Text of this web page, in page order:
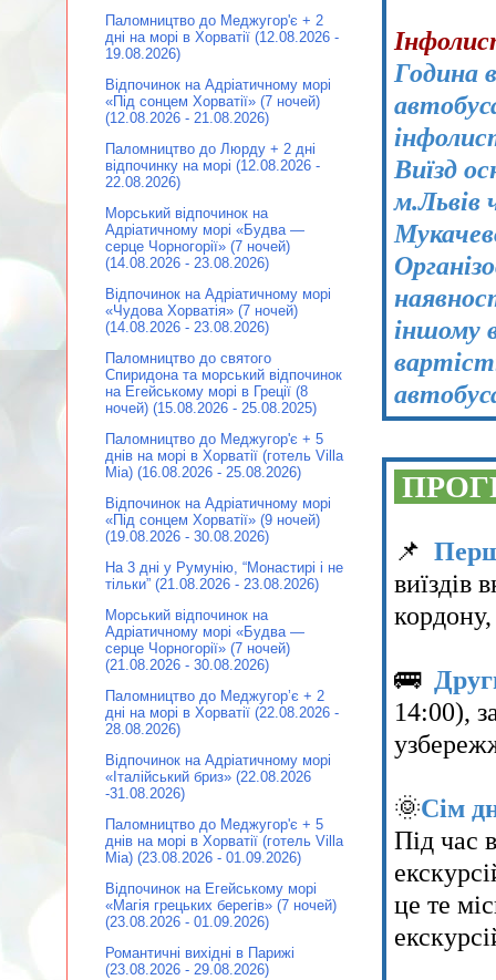
Година
Виїзд
м.Львів
іншому
📌
виїздів
🚌
14:00),
🌞Сім
Під час
це те
Паломництво до Меджугор'є + 2
дні на морі в Хорватії (12.08.2026 -
19.08.2026)
Відпочинок на Адріатичному морі
«Під сонцем Хорватії» (7 ночей)
(12.08.2026 - 21.08.2026)
Паломництво до Люрду + 2 дні
відпочинку на морі (12.08.2026 -
22.08.2026)
Морський відпочинок на
Адріатичному морі «Будва —
серце Чорногорії» (7 ночей)
(14.08.2026 - 23.08.2026)
Відпочинок на Адріатичному морі
«Чудова Хорватія» (7 ночей)
(14.08.2026 - 23.08.2026)
Паломництво до святого
Спиридона та морський відпочинок
на Егейському морі в Греції (8
ночей) (15.08.2026 - 25.08.2025)
Паломництво до Меджугор'є + 5
днів на морі в Хорватії (готель Villa
Mia) (16.08.2026 - 25.08.2026)
Відпочинок на Адріатичному морі
«Під сонцем Хорватії» (9 ночей)
(19.08.2026 - 30.08.2026)
На 3 дні у Румунію, “Монастирі і не
тільки” (21.08.2026 - 23.08.2026)
Морський відпочинок на
Адріатичному морі «Будва —
серце Чорногорії» (7 ночей)
(21.08.2026 - 30.08.2026)
Паломництво до Меджугор’є + 2
дні на морі в Хорватії (22.08.2026 -
28.08.2026)
Відпочинок на Адріатичному морі
«Італійський бриз» (22.08.2026
-31.08.2026)
Паломництво до Меджугор'є + 5
днів на морі в Хорватії (готель Villa
Mia) (23.08.2026 - 01.09.2026)
Відпочинок на Егейському морі
«Магія грецьких берегів» (7 ночей)
(23.08.2026 - 01.09.2026)
Романтичні вихідні в Парижі
(23.08.2026 - 29.08.2026)